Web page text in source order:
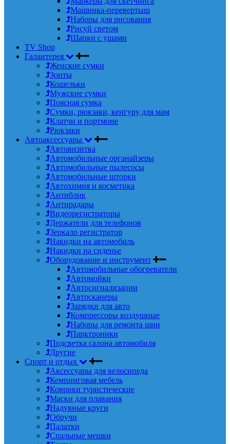
Машинка-перевертыш
Наборы для рисования
Рисуй светом
Шапки с ушами
TV Shop
Галантерея
Женские сумки
Зонты
Кошельки
Мужские сумки
Поясная сумка
Сумки, рюкзаки, кенгуру для мам
Клатчи и портмоне
Рюкзаки
Автоаксессуары
Автовизитка
Автомобильные органайзеры
Автомобильные пылесосы
Автомобильные шторки
Автохимия и косметика
Антиблик
Антирадары
Видеорегистраторы
Держатели для телефонов
Зеркало регистратор
Накидки на автомобиль
Накидки на сиденье
Оборудование и инструмент
Автомобильные обогреватели
Автомойки
Автосигнализации
Автосканеры
Зарядки для авто
Компрессоры воздушные
Наборы для ремонта шин
Парктроники
Подсветка салона автомобиля
Другие
Спорт и отдых
Аксессуары для велосипеда
Кемпинговая мебель
Коврики туристические
Маски для плавания
Надувные круги
Обручи
Палатки
Спальные мешки